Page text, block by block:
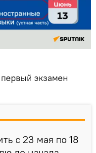
экзамен
с 23 мая по 18